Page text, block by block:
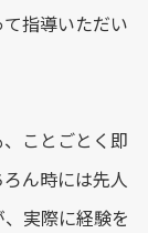
指導いただい
ことごとく即
ん時には先人
実際に経験を